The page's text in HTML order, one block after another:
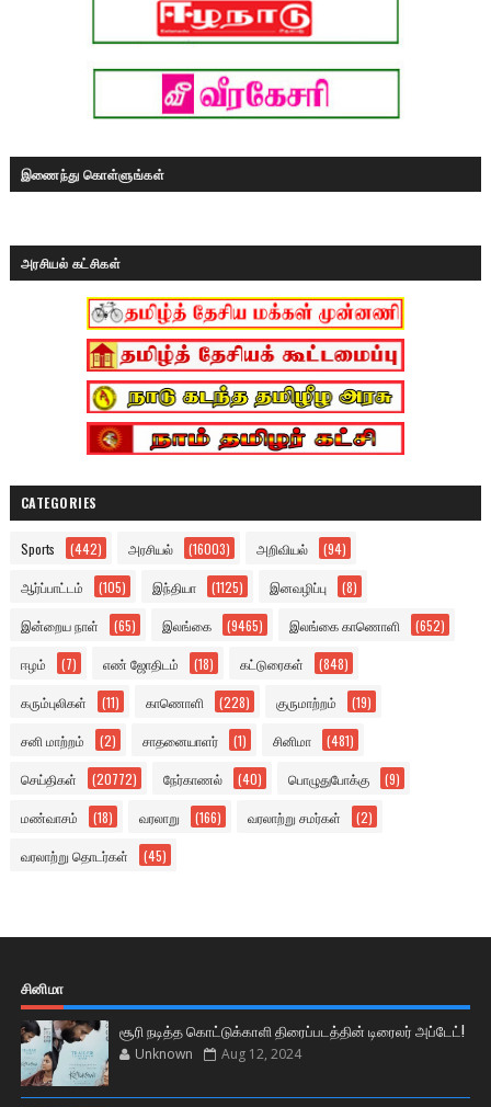
இணைந்து கொள்ளுங்கள்
அரசியல் கட்சிகள்
CATEGORIES
Sports (442) அரசியல் (16003) அறிவியல் (94)
ஆர்ப்பாட்டம் (105) இந்தியா (1125) இனவழிப்பு (8)
இன்றைய நாள் (65) இலங்கை (9465) இலங்கை காணொளி (652)
ஈழம் (7) எண் ஜோதிடம் (18) கட்டுரைகள் (848)
கரும்புலிகள் (11) காணொளி (228) குருமாற்றம் (19)
சனி மாற்றம் (2) சாதனையாளர் (1) சினிமா (481)
செய்திகள் (20772) நேர்காணல் (40) பொழுதுபோக்கு (9)
மண்வாசம் (18) வரலாறு (166) வரலாற்று சமர்கள் (2)
வரலாற்று தொடர்கள் (45)
சினிமா
சூரி நடித்த கொட்டுக்காளி திரைப்படத்தின் டிரைலர் அப்டேட்!
Unknown Aug 12, 2024